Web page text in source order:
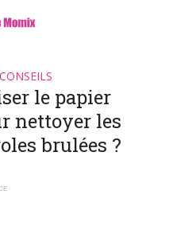
le papier
nettoyer les
brulées ?